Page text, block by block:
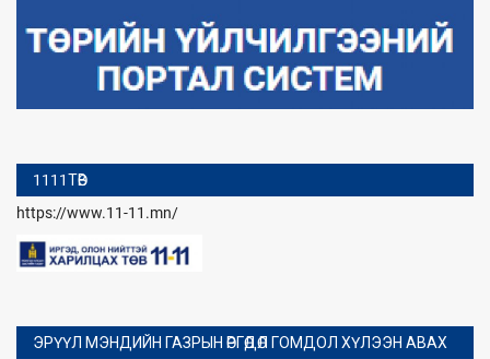
1111ТӨВ
https://www.11-11.mn/
ЭРҮҮЛ МЭНДИЙН ГАЗРЫН ӨРГӨДӨЛ ГОМДОЛ ХҮЛЭЭН АВАХ